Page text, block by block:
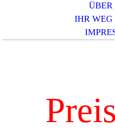
ÜBER
IHR WEG